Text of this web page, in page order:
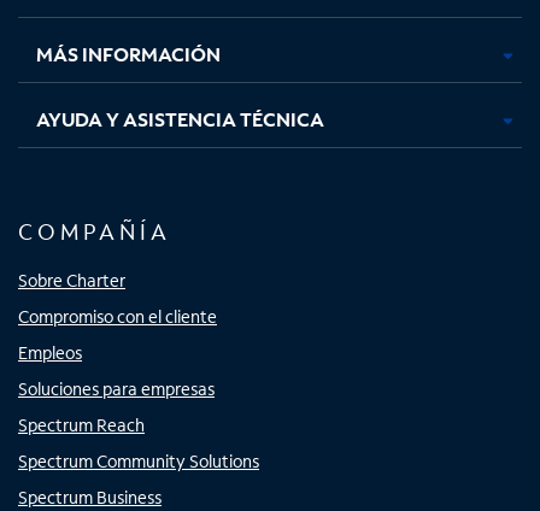
nuevanuevanuevanueva
MÁS INFORMACIÓN
AYUDA Y ASISTENCIA TÉCNICA
COMPAÑÍA
Sobre Charter
Compromiso con el cliente
Empleos
Soluciones para empresas
Spectrum Reach
Spectrum Community Solutions
Spectrum Business